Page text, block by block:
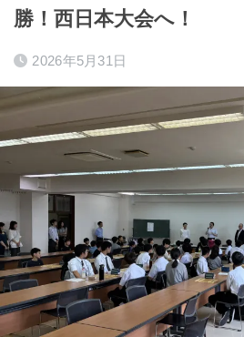
勝！西日本大会へ！
2026年5月31日